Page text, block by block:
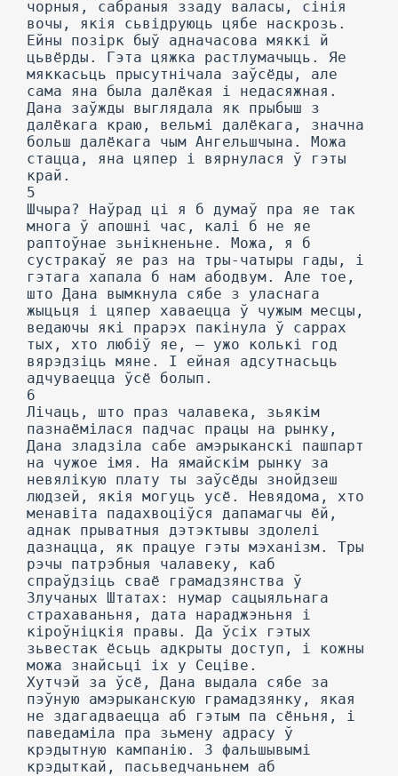
чорныя, сабраныя ззаду валасы, сінія
вочы, якія сьвідруюць цябе наскрозь.
Ейны позірк быў адначасова мяккі й
цьвёрды. Гэта цяжка растлумачыць. Яе
мяккасьць прысутнічала заўсёды, але
сама яна была далёкая і недасяжная.
Дана заўжды выглядала як прыбыш з
далёкага краю, вельмі далёкага, значна
больш далёкага чым Ангельшчына. Можа
стацца, яна цяпер і вярнулася ў гэты
край.
5
Шчыра? Наўрад ці я б думаў пра яе так
многа ў апошні час, калі б не яе
раптоўнае зьнікненьне. Можа, я б
сустракаў яе раз на тры-чатыры гады, і
гэтага хапала б нам абодвум. Але тое,
што Дана вымкнула сябе з уласнага
жыцьця і цяпер хаваецца ў чужым месцы,
ведаючы які прарэх пакінула ў cappax
тых, хто любіў яе, — ужо колькі год
вярэдзіць мяне. I ейная адсутнасьць
адчуваецца ўсё болып.
6
Лічаць, што праз чалавека, зьякім
пазнаёмілася падчас працы на рынку,
Дана зладзіла сабе амэрыканскі пашпарт
на чужое імя. На ямайскім рынку за
невялікую плату ты заўсёды знойдзеш
людзей, якія могуць усё. Невядома, хто
менавіта падахвоціўся дапамагчы ёй,
аднак прыватныя дэтэктывы здолелі
дазнацца, як працуе гэты мэханізм. Тры
рэчы патрэбныя чалавеку, каб
спраўдзіць сваё грамадзянства ў
Злучаных Штатах: нумар сацыяльнага
страхаваньня, дата нараджэньня і
кіроўніцкія правы. Да ўсіх гэтых
зьвестак ёсьць адкрыты доступ, і кожны
можа знайсьці іх у Сеціве.
Хутчэй за ўсё, Дана выдала сябе за
пэўную амэрыканскую грамадзянку, якая
не здагадваецца аб гэтым па сёньня, і
паведаміла пра зьмену адрасу ў
крэдытную кампанію. 3 фальшывымі
крэдыткай, пасьведчаньнем аб